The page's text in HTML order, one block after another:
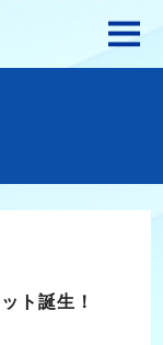
ト誕生！